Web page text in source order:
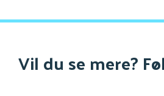
Vil du se mere?